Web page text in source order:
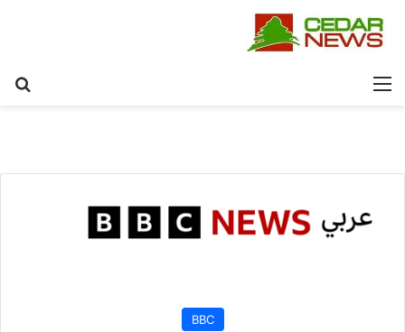
القائمة
BBC